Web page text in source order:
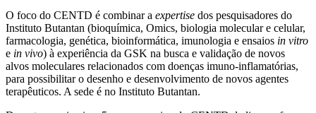
O foco do CENTD é combinar a expertise dos pesquisadores do
Instituto Butantan (bioquímica, Omics, biologia molecular e celular,
farmacologia, genética, bioinformática, imunologia e ensaios in vitro
e in vivo) à experiência da GSK na busca e validação de novos
alvos moleculares relacionados com doenças imuno-inflamatórias,
para possibilitar o desenho e desenvolvimento de novos agentes
terapêuticos. A sede é no Instituto Butantan.